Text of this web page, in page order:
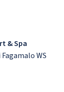
& Spa
WS